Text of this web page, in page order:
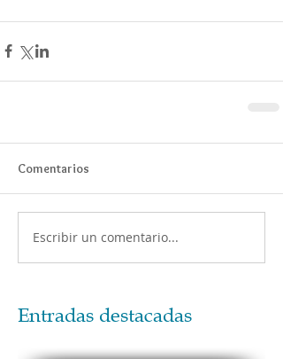
Comentarios
Escribir un comentario...
Entradas destacadas